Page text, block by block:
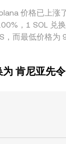
间的差异。
价格已上涨
，1 SOL 兑
而最低价格为
肯尼亚先令